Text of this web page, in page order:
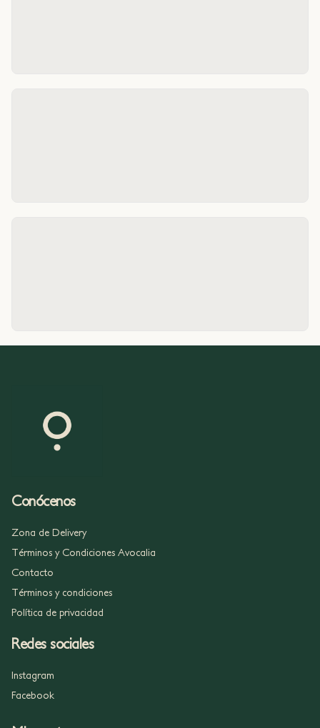
Conócenos
Zona de Delivery
Términos y Condiciones Avocalia
Contacto
Términos y condiciones
Política de privacidad
Redes sociales
Instagram
Facebook